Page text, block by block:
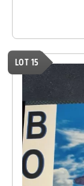
LOT 15